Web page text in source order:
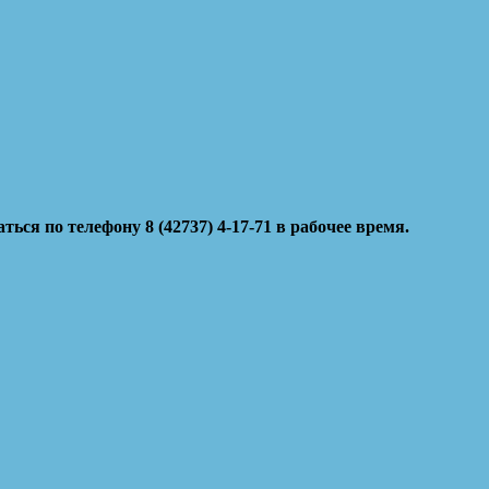
по телефону 8 (42737) 4-17-71 в рабочее время.